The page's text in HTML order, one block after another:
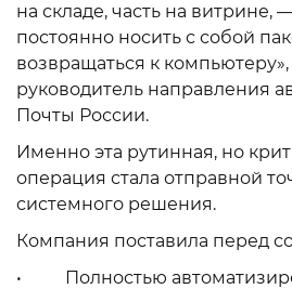
на складе, часть на витрине,
постоянно носить с собой
возвращаться к
руководитель направления
Почты России.
Именно эта рутинная, но
операция стала отправной
системного решения.
Компания поставила перед
• Полностью